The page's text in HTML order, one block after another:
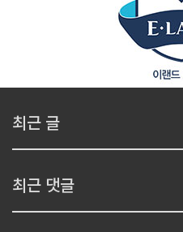
최근 글
최근 댓글